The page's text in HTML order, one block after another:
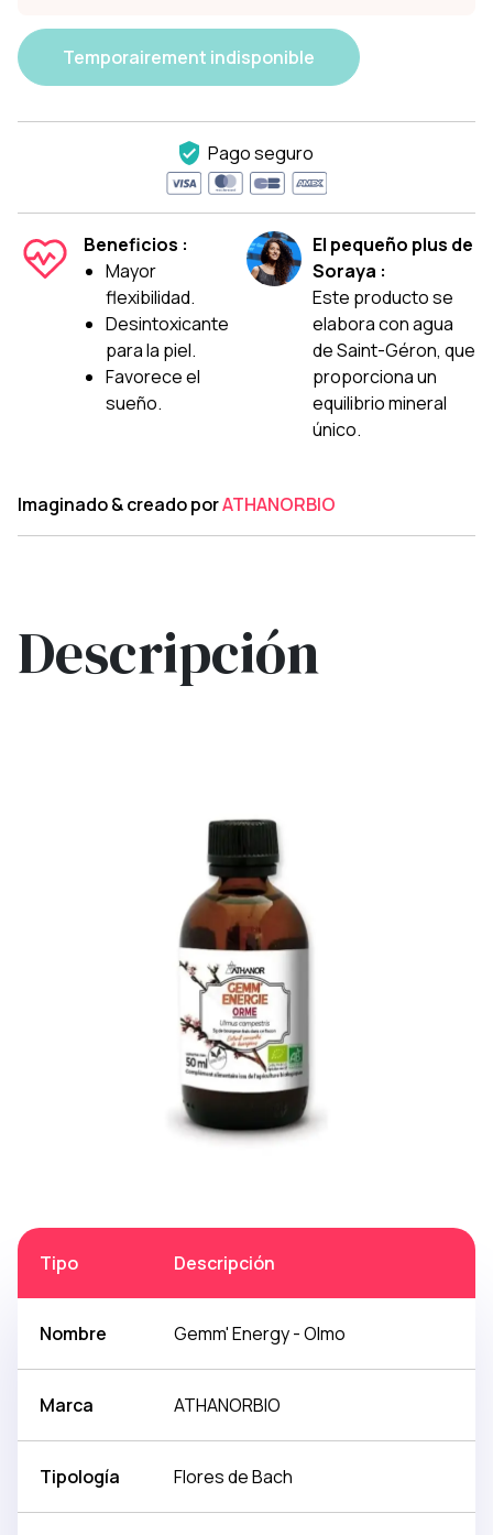
Temporairement indisponible
Pago seguro
Beneficios :
Mayor
flexibilidad.
Desintoxicante
para la piel.
Favorece el
sueño.
El pequeño plus de
Soraya :
Este producto se
elabora con agua
de Saint-Géron, que
proporciona un
equilibrio mineral
único.
Imaginado & creado porATHANORBIO
Descripción
Tipo Descripción
Nombre Gemm' Energy - Olmo
Marca ATHANORBIO
Tipología Flores de Bach